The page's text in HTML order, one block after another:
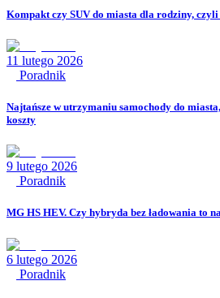
Kompakt czy SUV do miasta dla rodziny,
11 lutego 2026
Poradnik
Najtańsze w utrzymaniu samochody do
koszty
9 lutego 2026
Poradnik
MG HS HEV. Czy hybryda bez ładowania to
6 lutego 2026
Poradnik